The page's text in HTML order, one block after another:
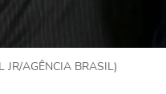
JR/AGÊNCIA BRASIL)